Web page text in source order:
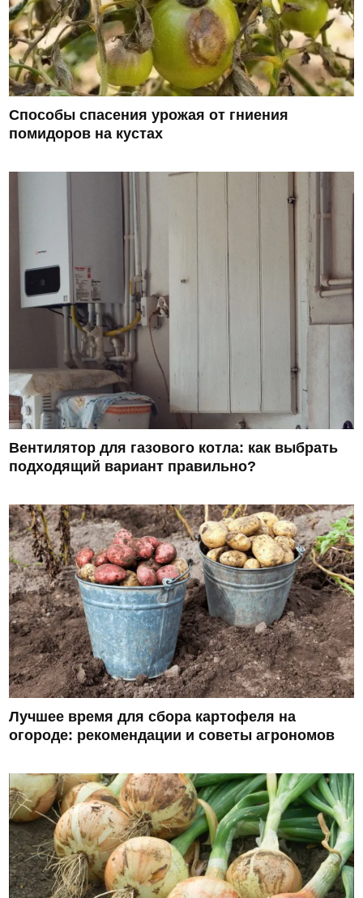
Способы спасения урожая от гниения
помидоров на кустах
Вентилятор для газового котла: как выбрать
подходящий вариант правильно?
Лучшее время для сбора картофеля на
огороде: рекомендации и советы агрономов